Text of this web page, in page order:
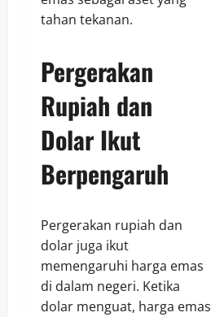
tahan tekanan.
Pergerakan
Rupiah dan
Dolar Ikut
Berpengaruh
Pergerakan rupiah dan
dolar juga ikut
memengaruhi harga emas
di dalam negeri. Ketika
dolar menguat, harga emas